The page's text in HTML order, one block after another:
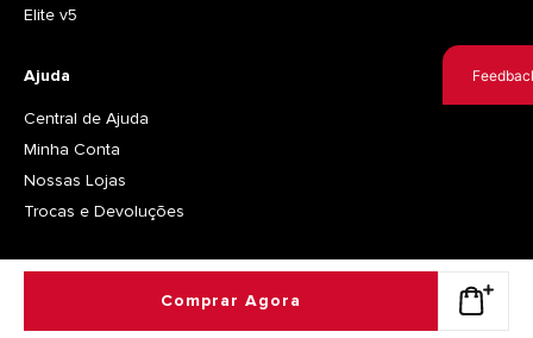
Comprar Agora
Elite v5
Ajuda
Central de Ajuda
Minha Conta
Nossas Lojas
Trocas e Devoluções
Políticas